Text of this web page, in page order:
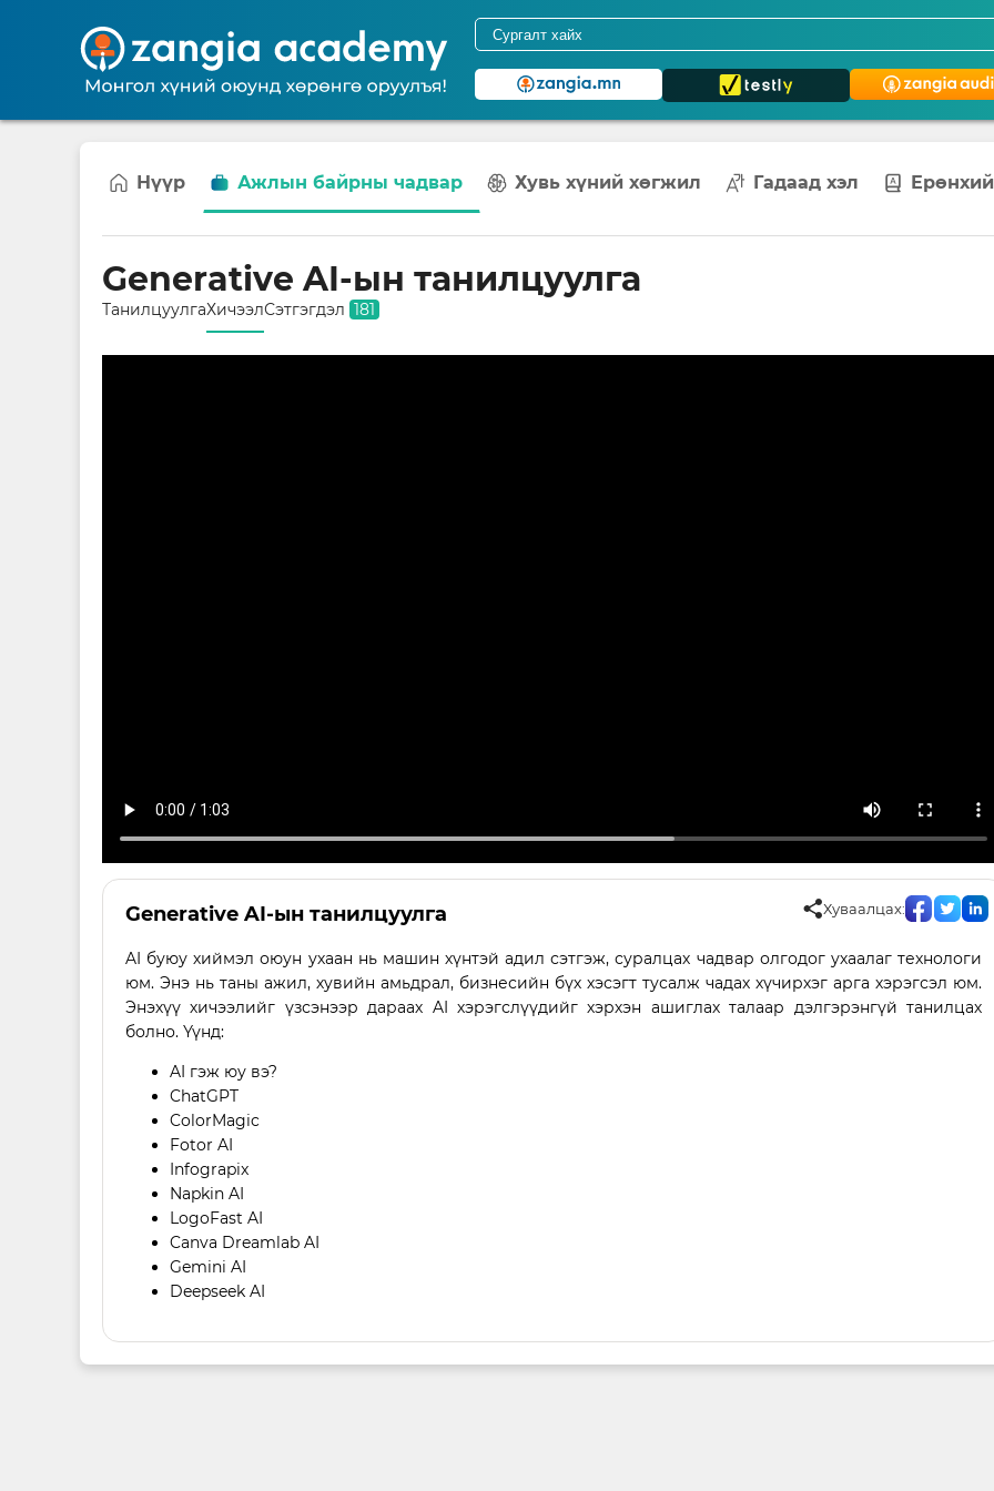
Нүүр Ажлын байрны чадвар Хувь хүний хөгжил Гадаад хэл
Generative AI-ын танилцуулга
ТанилцуулгаХичээлСэтгэгдэл 181
Хуваалцах:
Generative AI-ын танилцуулга
AI буюу хиймэл оюун ухаан нь машин хүнтэй адил сэтгэж, суралцах чадвар олгодог ухаалаг технологи
юм. Энэ нь таны ажил, хувийн амьдрал, бизнесийн бүх хэсэгт тусалж чадах хүчирхэг арга хэрэгсэл юм.
Энэхүү хичээлийг үзсэнээр дараах AI хэрэгслүүдийг хэрхэн ашиглах талаар дэлгэрэнгүй танилцах
болно. Үүнд:
AI гэж юу вэ?
ChatGPT
ColorMagic
Fotor AI
Infograpix
Napkin AI
LogoFast AI
Canva Dreamlab AI
Gemini AI
Deepseek AI